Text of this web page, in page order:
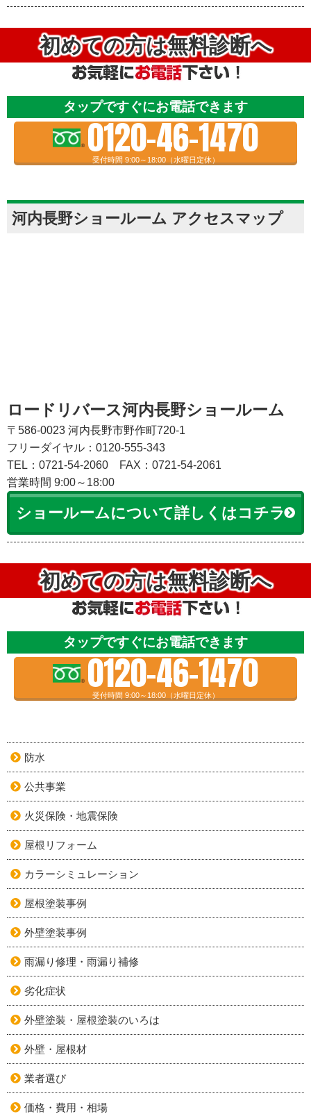
初めての方は無料診断へ
タップですぐにお電話できます
0120-46-1470
受付時間 9:00～18:00（水曜日定休）
河内長野ショールーム アクセスマップ
ロードリバース河内長野ショールーム
〒586-0023 河内長野市野作町720-1
フリーダイヤル：0120-555-343
TEL：0721-54-2060
FAX：0721-54-2061
営業時間 9:00～18:00
ショールームについて詳しくはコチラ
初めての方は無料診断へ
タップですぐにお電話できます
0120-46-1470
受付時間 9:00～18:00（水曜日定休）
防水
公共事業
火災保険・地震保険
屋根リフォーム
カラーシミュレーション
屋根塗装事例
外壁塗装事例
雨漏り修理・雨漏り補修
劣化症状
外壁塗装・屋根塗装のいろは
外壁・屋根材
業者選び
価格・費用・相場